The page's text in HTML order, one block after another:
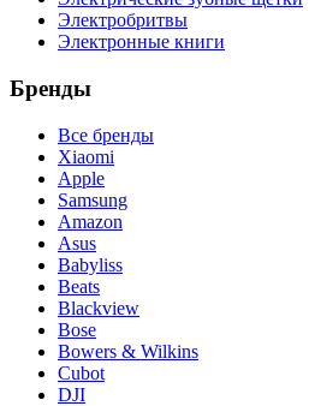
Электробритвы
Электронные книги
Бренды
Все бренды
Xiaomi
Apple
Samsung
Amazon
Asus
Babyliss
Beats
Blackview
Bose
Bowers & Wilkins
Cubot
DJI